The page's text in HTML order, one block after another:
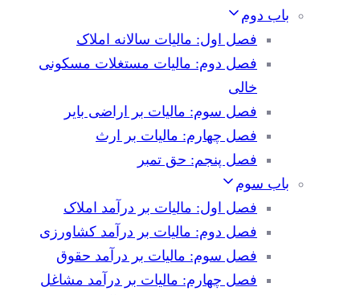
باب دوم
فصل اول: مالیات سالانه املاک
فصل دوم: مالیات مستغلات مسکونی
خالی
فصل سوم: مالیات بر اراضی بایر
فصل چهارم: مالیات بر ارث
فصل پنجم: حق تمبر
باب سوم
فصل اول: مالیات بر درآمد املاک
فصل دوم: مالیات بر درآمد کشاورزی
فصل سوم: مالیات بر درآمد حقوق
فصل چهارم: مالیات بر درآمد مشاغل